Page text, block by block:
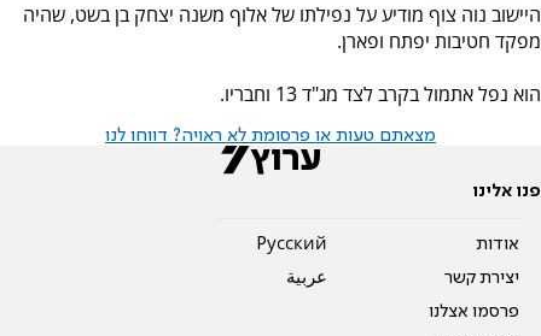
היישוב נוה צוף מודיע על נפילתו של אלוף משנה יצחק בן בשט, שהיה
מפקד חטיבות יפתח ופארן.
הוא נפל אתמול בקרב לצד מג"ד 13 וחבריו.
מצאתם טעות או פרסומת לא ראויה? דווחו לנו
פנו אלינו
אודות
יצירת קשר
פרסמו אצלנו
Pусский
عربية